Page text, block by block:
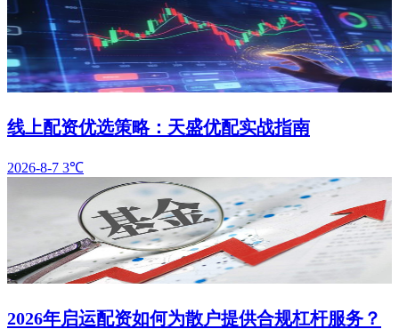
线上配资优选策略：天盛优配实战指南
2026-8-7 3℃
2026年启运配资如何为散户提供合规杠杆服务？